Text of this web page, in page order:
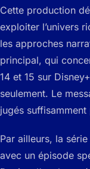
Cette production
exploiter l’univers
les approches
principal, qui
14 et 15 sur
seulement. Le
jugés
Par ailleurs, la
avec un épisode